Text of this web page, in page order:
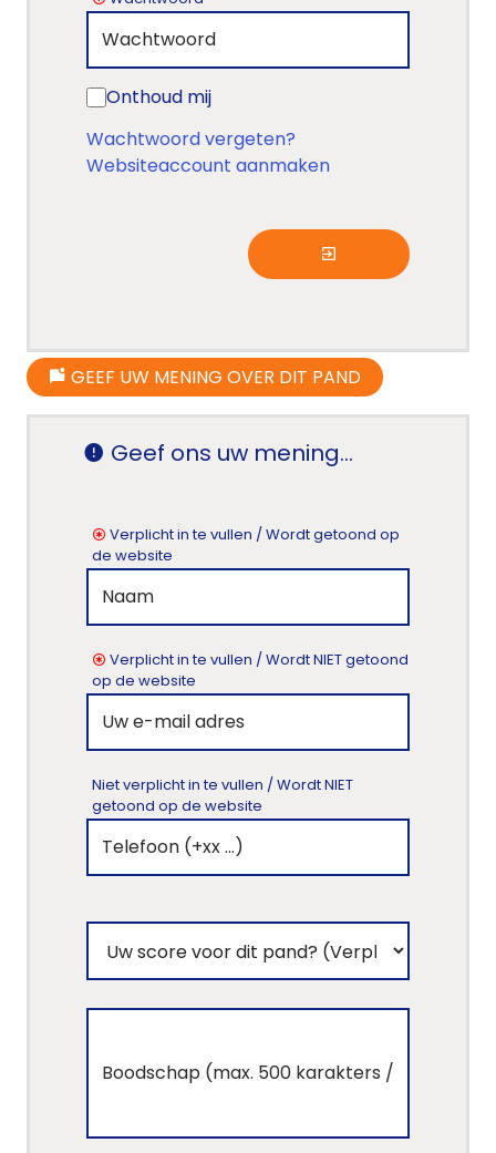
projecten
Onthoud mij
Wachtwoord vergeten?
Websiteaccount aanmaken
GEEF UW MENING OVER DIT PAND
Geef ons uw mening...
Verplicht in te vullen / Wordt getoond op
de website
Verplicht in te vullen / Wordt NIET getoond
op de website
Niet verplicht in te vullen / Wordt NIET
getoond op de website